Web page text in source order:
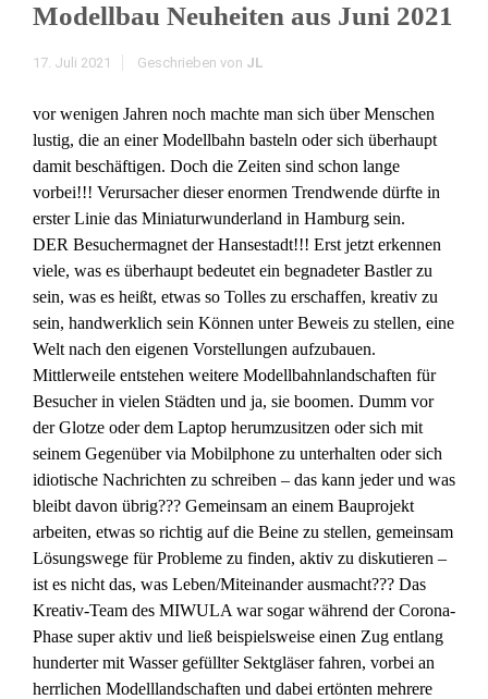
Modellbau Neuheiten aus Juni 2021
17. Juli 2021 Geschrieben von JL
vor wenigen Jahren noch machte man sich über Menschen
lustig, die an einer Modellbahn basteln oder sich überhaupt
damit beschäftigen. Doch die Zeiten sind schon lange
vorbei!!! Verursacher dieser enormen Trendwende dürfte in
erster Linie das Miniaturwunderland in Hamburg sein.
DER Besuchermagnet der Hansestadt!!! Erst jetzt erkennen
viele, was es überhaupt bedeutet ein begnadeter Bastler zu
sein, was es heißt, etwas so Tolles zu erschaffen, kreativ zu
sein, handwerklich sein Können unter Beweis zu stellen, eine
Welt nach den eigenen Vorstellungen aufzubauen.
Mittlerweile entstehen weitere Modellbahnlandschaften für
Besucher in vielen Städten und ja, sie boomen. Dumm vor
der Glotze oder dem Laptop herumzusitzen oder sich mit
seinem Gegenüber via Mobilphone zu unterhalten oder sich
idiotische Nachrichten zu schreiben – das kann jeder und was
bleibt davon übrig??? Gemeinsam an einem Bauprojekt
arbeiten, etwas so richtig auf die Beine zu stellen, gemeinsam
Lösungswege für Probleme zu finden, aktiv zu diskutieren –
ist es nicht das, was Leben/Miteinander ausmacht??? Das
Kreativ-Team des MIWULA war sogar während der Corona-
Phase super aktiv und ließ beispielsweise einen Zug entlang
hunderter mit Wasser gefüllter Sektgläser fahren, vorbei an
herrlichen Modelllandschaften und dabei ertönten mehrere